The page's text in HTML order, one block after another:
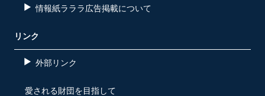
愛される財団を目指して
情報紙ラララ広告掲載について
リンク
外部リンク